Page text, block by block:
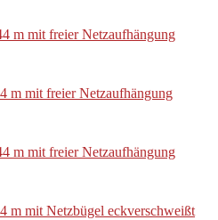
m mit freier Netzaufhängung
m mit freier Netzaufhängung
m mit freier Netzaufhängung
m mit Netzbügel eckverschweißt